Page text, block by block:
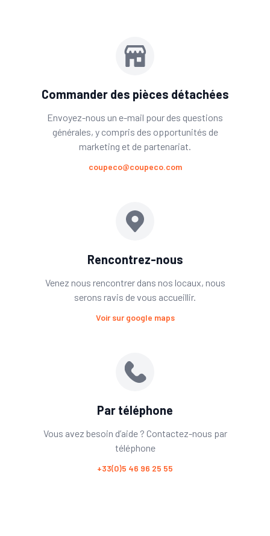
Commander des pièces détachées
Envoyez-nous un e-mail pour des questions
générales, y compris des opportunités de
marketing et de partenariat.
coupeco@coupeco.com
Rencontrez-nous
Venez nous rencontrer dans nos locaux, nous
serons ravis de vous accueillir.
Voir sur google maps
Par téléphone
Vous avez besoin d’aide ? Contactez-nous par
téléphone
+33(0)5 46 96 25 55